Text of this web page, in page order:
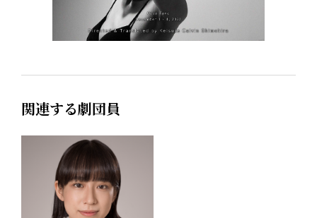
関連する劇団員